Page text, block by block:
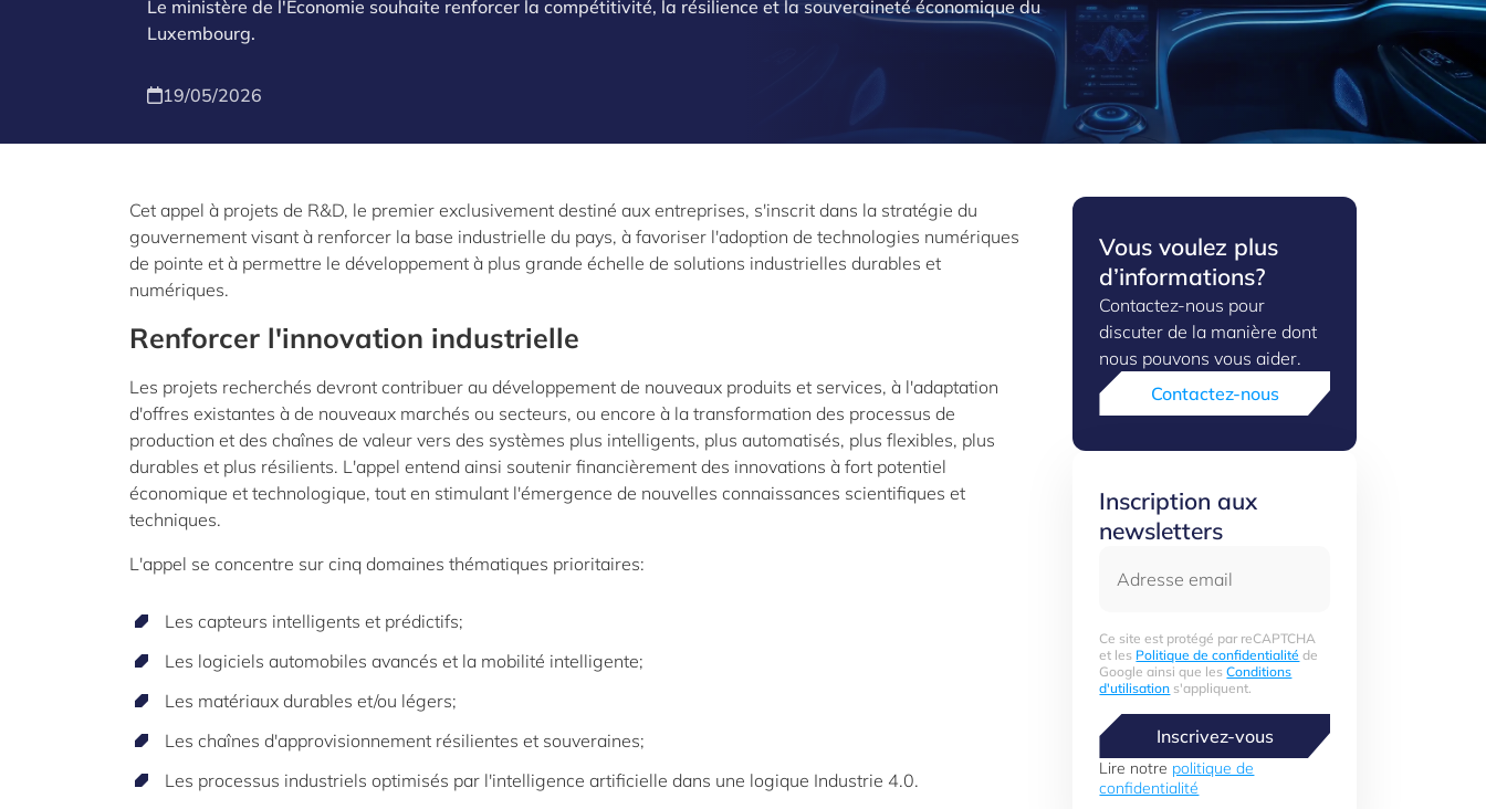
Le ministère de l'Économie souhaite renforcer la compétitivité, la résilience et la souveraineté économique du
Luxembourg.
19/05/2026
Cet appel à projets de R&D, le premier exclusivement destiné aux entreprises, s'inscrit dans la stratégie du
gouvernement visant à renforcer la base industrielle du pays, à favoriser l'adoption de technologies numériques
de pointe et à permettre le développement à plus grande échelle de solutions industrielles durables et
numériques.
Renforcer l'innovation industrielle
Les projets recherchés devront contribuer au développement de nouveaux produits et services, à l'adaptation
d'offres existantes à de nouveaux marchés ou secteurs, ou encore à la transformation des processus de
production et des chaînes de valeur vers des systèmes plus intelligents, plus automatisés, plus flexibles, plus
durables et plus résilients. L'appel entend ainsi soutenir financièrement des innovations à fort potentiel
économique et technologique, tout en stimulant l'émergence de nouvelles connaissances scientifiques et
techniques.
L'appel se concentre sur cinq domaines thématiques prioritaires:
Les capteurs intelligents et prédictifs;
Les logiciels automobiles avancés et la mobilité intelligente;
Les matériaux durables et/ou légers;
Les chaînes d'approvisionnement résilientes et souveraines;
Les processus industriels optimisés par l'intelligence artificielle dans une logique Industrie 4.0.
Vous voulez plus
d’informations?
Contactez-nous pour
discuter de la manière dont
nous pouvons vous aider.
Contactez-nous
Inscription aux
newsletters
Ce site est protégé par reCAPTCHA
et les Politique de confidentialité de
Google ainsi que lesConditions
d'utilisation s'appliquent.
Inscrivez-vous
Lire notre politique de
confidentialité